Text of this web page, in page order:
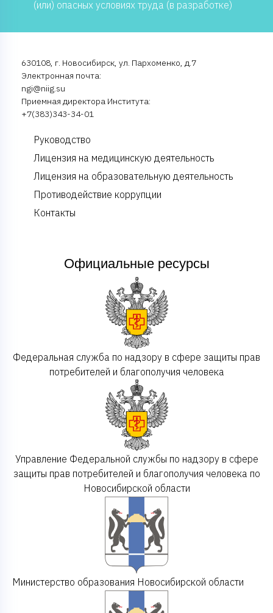
(или) опасных условиях труда (в разработке)
630108, г. Новосибирск, ул. Пархоменко, д.7
Электронная почта:
ngi@niig.su
Приемная директора Института:
+7(383)343-34-01
Руководство
Лицензия на медицинскую деятельность
Лицензия на образовательную деятельность
Противодействие коррупции
Контакты
Официальные ресурсы
Федеральная служба по надзору в сфере защиты прав
потребителей и благополучия человека
Управление Федеральной службы по надзору в сфере
защиты прав потребителей и благополучия человека по
Новосибирской области
Министерство образования Новосибирской области